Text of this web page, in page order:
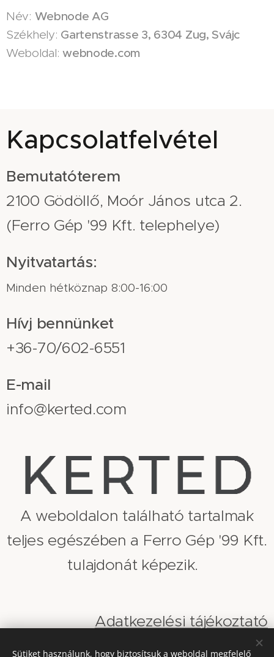
Név: Webnode AG
Székhely: Gartenstrasse 3, 6304 Zug, Svájc
Weboldal:webnode.com
Kapcsolatfelvétel
Bemutatóterem
2100 Gödöllő, Moór János utca 2.
(Ferro Gép '99 Kft. telephelye)
Nyitvatartás:
Minden hétköznap 8:00-16:00
Hívj bennünket
+36-70/602-6551
E-mail
info@kerted.com
A weboldalon található tartalmak
teljes egészében a Ferro Gép '99 Kft.
tulajdonát képezik.
Adatkezelési tájékoztató
Sütiket használunk, hogy biztosítsuk a weboldal megfelelő